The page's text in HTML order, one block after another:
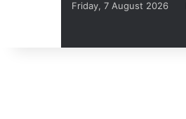
Friday, 7 August 2026